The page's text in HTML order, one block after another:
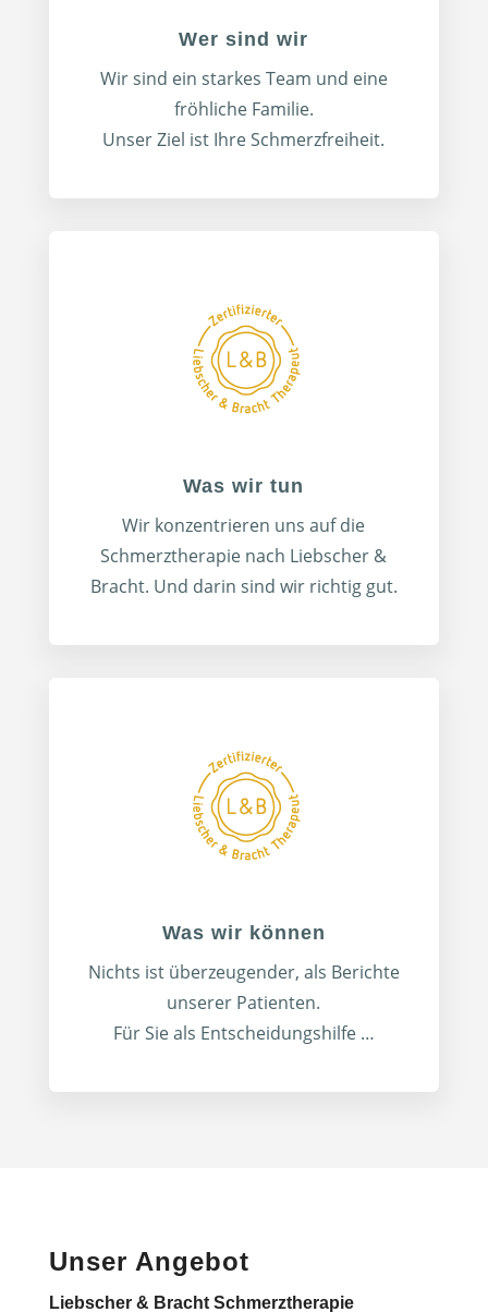
Wer sind wir
Wir sind ein starkes Team und eine
fröhliche Familie.
Unser Ziel ist Ihre Schmerzfreiheit.
Was wir tun
Wir konzentrieren uns auf die
Schmerztherapie nach Liebscher &
Bracht. Und darin sind wir richtig gut.
Was wir können
Nichts ist überzeugender, als Berichte
unserer Patienten.
Für Sie als Entscheidungshilfe …
Unser Angebot
Liebscher & Bracht Schmerztherapie